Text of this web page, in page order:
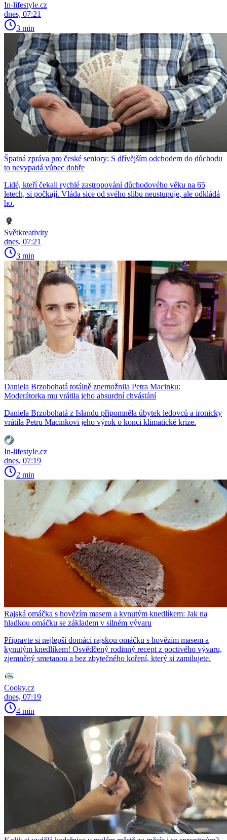
In-lifestyle.cz
dnes, 07:21
3 min
Špatná zpráva pro české seniory: S dřívějším odchodem do důchodu
to nevypadá vůbec dobře
Lidé, kteří čekali rychlé zastropování důchodového věku na 65
letech, si počkají. Vláda sice od svého slibu neustupuje, ale odkládá
ho.
Světkreativity
dnes, 07:21
3 min
Daniela Brzobohatá totálně znemožnila Petra Macinku:
Moderátorka mu vrátila jeho absurdní chvástání
Daniela Brzobohatá z Islandu připomněla úbytek ledovců a ironicky
vrátila Petru Macinkovi jeho výrok o konci klimatické krize.
In-lifestyle.cz
dnes, 07:19
2 min
Rajská omáčka s hovězím masem a kynutým knedlíkem: Jak na
hladkou omáčku se základem v silném vývaru
Připravte si nejlepší domácí rajskou omáčku s hovězím masem a
kynutým knedlíkem! Osvědčený rodinný recept z poctivého vývaru,
zjemněný smetanou a bez zbytečného koření, který si zamilujete.
Cooky.cz
dnes, 07:19
4 min